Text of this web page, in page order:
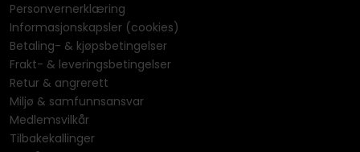
Personvernerklæring
Informasjonskapsler (cookies)
Betaling- & kjøpsbetingelser
Frakt- & leveringsbetingelser
Retur & angrerett
Miljø & samfunnsansvar
Medlemsvilkår
Tilbakekallinger